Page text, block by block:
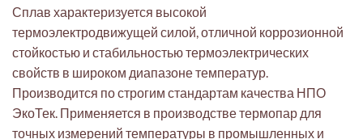
Сплав характеризуется высокой
термоэлектродвижущей силой, отличной коррозионной
стойкостью и стабильностью термоэлектрических
свойств в широком диапазоне температур.
Производится по строгим стандартам качества НПО
ЭкоТек. Применяется в производстве термопар для
точных измерений температуры в промышленных и